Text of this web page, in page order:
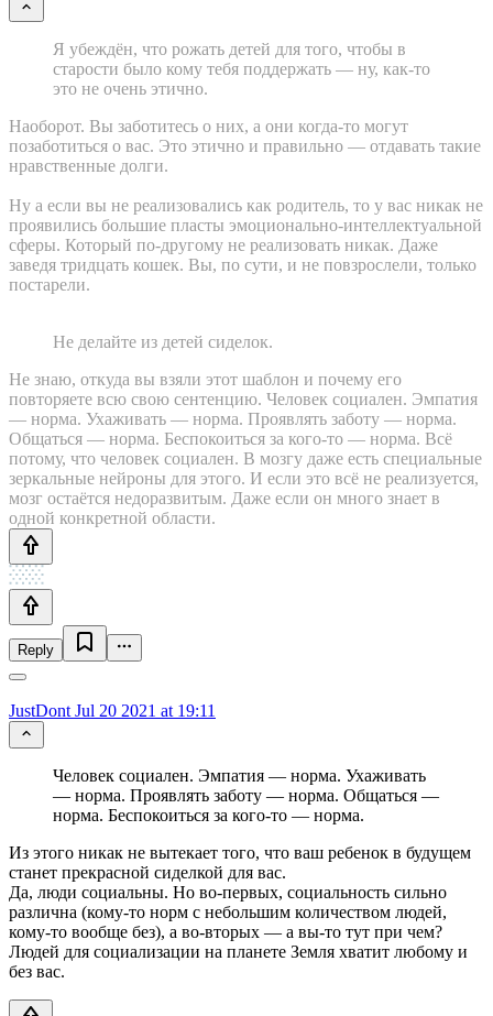
Я убеждён, что рожать детей для того, чтобы в
старости было кому тебя поддержать — ну, как-то
это не очень этично.
Наоборот. Вы заботитесь о них, а они когда-то могут
позаботиться о вас. Это этично и правильно — отдавать такие
нравственные долги.
Ну а если вы не реализовались как родитель, то у вас никак не
проявились большие пласты эмоционально-интеллектуальной
сферы. Который по-другому не реализовать никак. Даже
заведя тридцать кошек. Вы, по сути, и не повзрослели, только
постарели.
Не делайте из детей сиделок.
Не знаю, откуда вы взяли этот шаблон и почему его
повторяете всю свою сентенцию. Человек социален. Эмпатия
— норма. Ухаживать — норма. Проявлять заботу — норма.
Общаться — норма. Беспокоиться за кого-то — норма. Всё
потому, что человек социален. В мозгу даже есть специальные
зеркальные нейроны для этого. И если это всё не реализуется,
мозг остаётся недоразвитым. Даже если он много знает в
одной конкретной области.
Reply
JustDont Jul 20 2021 at 19:11
Человек социален. Эмпатия — норма. Ухаживать
— норма. Проявлять заботу — норма. Общаться —
норма. Беспокоиться за кого-то — норма.
Из этого никак не вытекает того, что ваш ребенок в будущем
станет прекрасной сиделкой для вас.
Да, люди социальны. Но во-первых, социальность сильно
различна (кому-то норм с небольшим количеством людей,
кому-то вообще без), а во-вторых — а вы-то тут при чем?
Людей для социализации на планете Земля хватит любому и
без вас.